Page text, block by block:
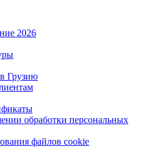
2026
Грузию
обработки персональных
файлов cookie